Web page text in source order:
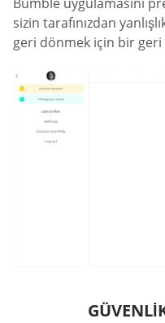
sizin tarafınızdan
geri dönmek için bir